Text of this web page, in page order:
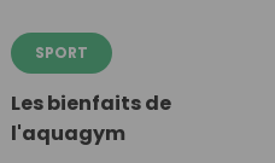
SPORT
Les bienfaits de
l'aquagym